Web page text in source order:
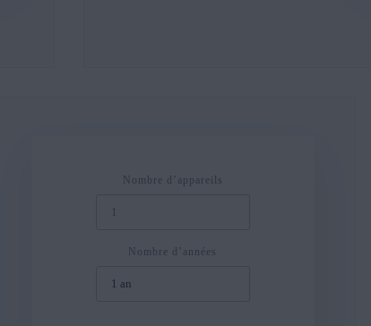
Nombre d’appareils
Nombre d’années